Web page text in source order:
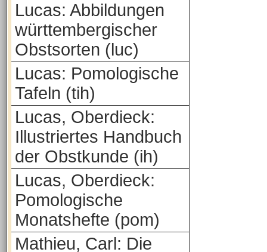
Lucas: Abbildungen
württembergischer
Obstsorten (luc)
Lucas: Pomologische
Tafeln (tih)
Lucas, Oberdieck:
Illustriertes Handbuch
der Obstkunde (ih)
Lucas, Oberdieck:
Pomologische
Monatshefte (pom)
Mathieu, Carl: Die